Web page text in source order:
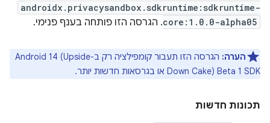
androidx.privacysandbox.sdkruntime:sdkruntime-
core:1.0.0-alpha05. הגרסה הזו פותחה בענף פנימי.
הערה:
הגרסה הזו תעבור קומפילציה רק ב-Android 14 (Upside
Down Cake) Beta 1 SDK או בגרסאות חדשות יותר.
תכונות חדשות